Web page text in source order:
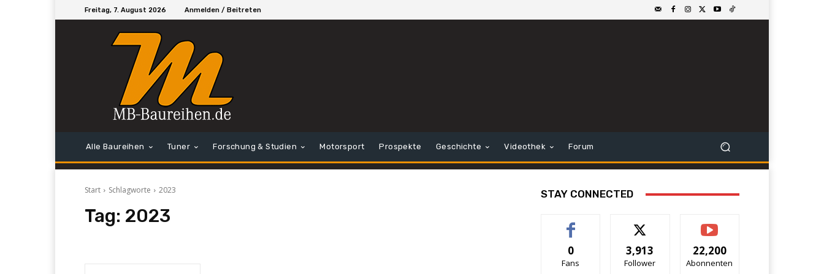
Freitag, 7. August 2026 Anmelden / Beitreten
Alle Baureihen Tuner Forschung & Studien Motorsport Prospekte Geschichte Videothek Forum
Start Schlagworte 2023
Tag: 2023
STAY CONNECTED
0
Fans
3,913
Follower
22,200
Abonnenten